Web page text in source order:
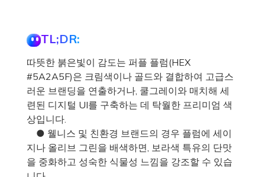
TL;DR:
따뜻한 붉은빛이 감도는 퍼플 플럼(HEX
#5A2A5F)은 크림색이나 골드와 결합하여 고급스
러운 브랜딩을 연출하거나, 쿨그레이와 매치해 세
련된 디지털 UI를 구축하는 데 탁월한 프리미엄 색
상입니다.
● 웰니스 및 친환경 브랜드의 경우 플럼에 세이
지나 올리브 그린을 배색하면, 보라색 특유의 단맛
을 중화하고 성숙한 식물성 느낌을 강조할 수 있습